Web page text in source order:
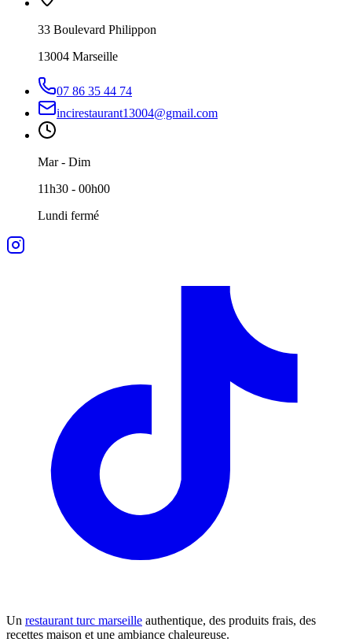
33 Boulevard Philippon
13004 Marseille
07 86 35 44 74
incirestaurant13004@gmail.com
Mar - Dim
11h30 - 00h00
Lundi fermé
Un restaurant turc marseille authentique, des produits frais, des
recettes maison et une ambiance chaleureuse.